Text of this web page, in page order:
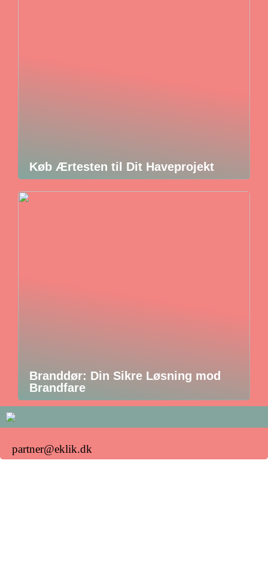
Køb Ærtesten til Dit Haveprojekt
Branddør: Din Sikre Løsning mod
Brandfare
partner@eklik.dk